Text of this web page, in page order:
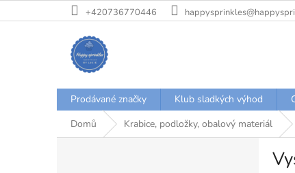
na
+420736770446
Prodávané značky Klub sladkých výhod
Domů
Krabice, podložky, obalový materiál